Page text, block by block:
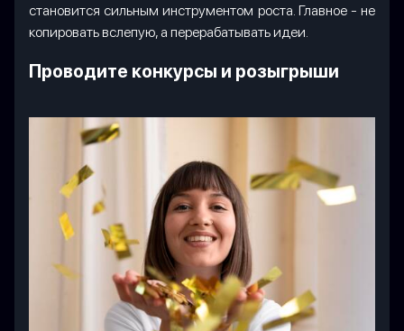
становится сильным инструментом роста. Главное - не
копировать вслепую, а перерабатывать идеи.
Проводите конкурсы и розыгрыши